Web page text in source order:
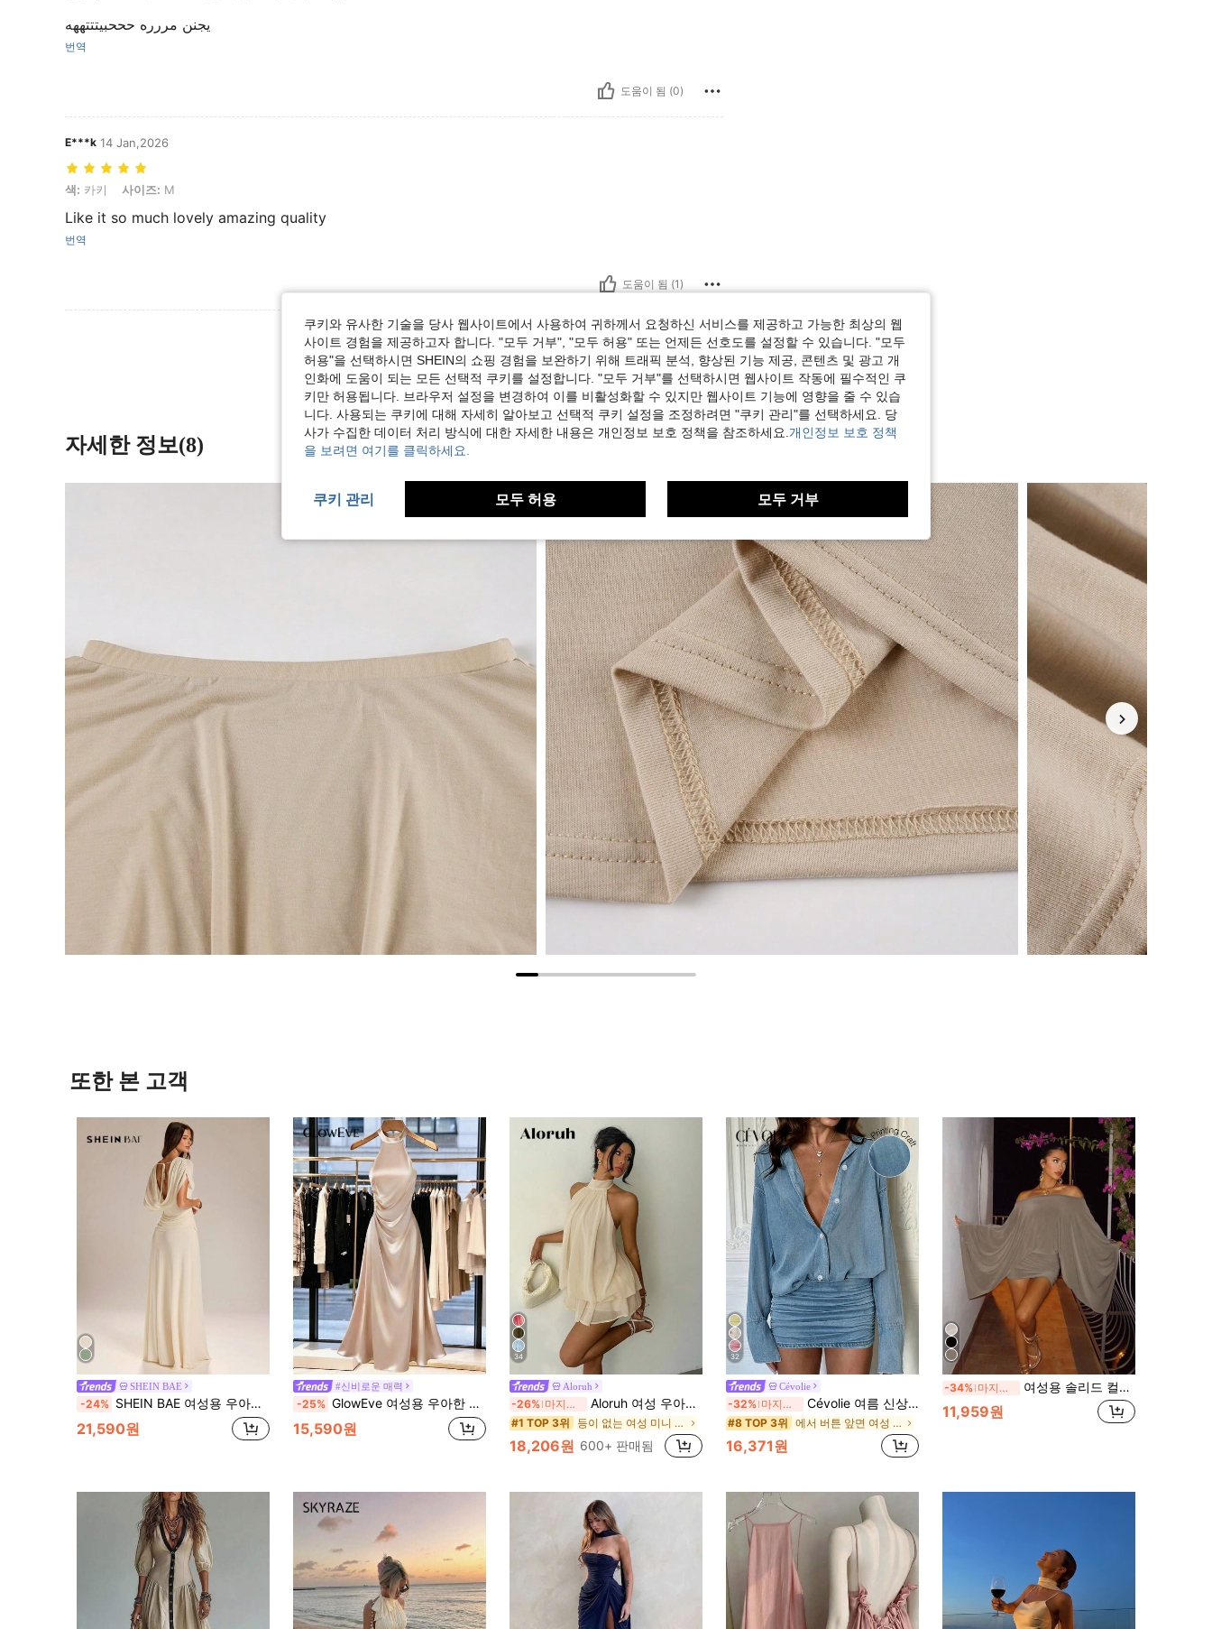
يجنن مررره حححبيتتتههه
번역
도움이 됨 (0)
E***k 14 Jan,2026
색: 카키, 사이즈: M
색: 카키 사이즈: M
Like it so much lovely amazing quality
번역
도움이 됨 (1)
리뷰 더 보기
자세한 정보(8)
또한 본 고객
SHEIN BAE
-24% SHEIN BAE 여성용 우아한 프렌치 스타일 러치드 넥 슬릿 헴 드레스
21,590원
#신비로운 매력
-25% GlowEve 여성용 우아한 새틴 롱 드레스, 스탠드 칼라 & 허리 주름 디자인, 여성용 캐주얼 휴가 일상 야외 파티 드레스
15,590원
34
Aloruh
-26% 마지막 3일 Aloruh 여성 우아한 연노랑 홀터 타이 미니 드레스
#1 TOP 3위 등이 없는 여성 미니 드레스
18,206원 600+ 판매됨
32
Cévolie
-32% 마지막 3일 Cévolie 여름 신상 라이트 블루 데님 효과 디지털 프린트 루즈 허리 밴딩 바디콘 원피스
#8 TOP 3위 에서 버튼 앞면 여성 드레스
16,371원
-34% 마지막 3일 여성용 솔리드 컬러 우아한 오프숄더 캐주얼 정장 이브닝 파티 웨딩 휴가 미니 드레스, 봄/여름
11,959원
쿠키와 유사한 기술을 당사 웹사이트에서 사용하여 귀하께서 요청하신 서비스를 제공하고 가능한 최상의 웹
사이트 경험을 제공하고자 합니다. "모두 거부", "모두 허용" 또는 언제든 선호도를 설정할 수 있습니다. "모두
허용"을 선택하시면 SHEIN의 쇼핑 경험을 보완하기 위해 트래픽 분석, 향상된 기능 제공, 콘텐츠 및 광고 개
인화에 도움이 되는 모든 선택적 쿠키를 설정합니다. "모두 거부"를 선택하시면 웹사이트 작동에 필수적인 쿠
키만 허용됩니다. 브라우저 설정을 변경하여 이를 비활성화할 수 있지만 웹사이트 기능에 영향을 줄 수 있습
니다. 사용되는 쿠키에 대해 자세히 알아보고 선택적 쿠키 설정을 조정하려면 "쿠키 관리"를 선택하세요. 당
사가 수집한 데이터 처리 방식에 대한 자세한 내용은 개인정보 보호 정책을 참조하세요. 개인정보 보호 정책
을 보려면 여기를 클릭하세요.
쿠키 관리 모두 허용 모두 거부